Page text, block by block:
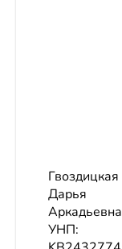
Гвоздицкая
Дарья
Аркадьевна
УНП: